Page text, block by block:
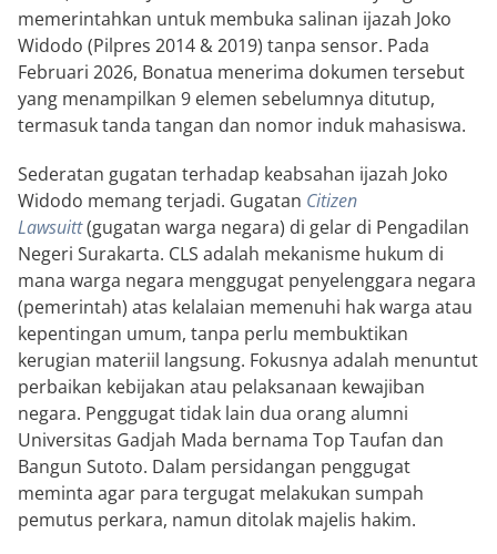
memerintahkan untuk membuka salinan ijazah Joko
Widodo (Pilpres 2014 & 2019) tanpa sensor. Pada
Februari 2026, Bonatua menerima dokumen tersebut
yang menampilkan 9 elemen sebelumnya ditutup,
termasuk tanda tangan dan nomor induk mahasiswa.
Sederatan gugatan terhadap keabsahan ijazah Joko
Widodo memang terjadi. Gugatan Citizen
Lawsuitt(gugatan warga negara) di gelar di Pengadilan
Negeri Surakarta. CLS adalah mekanisme hukum di
mana warga negara menggugat penyelenggara negara
(pemerintah) atas kelalaian memenuhi hak warga atau
kepentingan umum, tanpa perlu membuktikan
kerugian materiil langsung. Fokusnya adalah menuntut
perbaikan kebijakan atau pelaksanaan kewajiban
negara. Penggugat tidak lain dua orang alumni
Universitas Gadjah Mada bernama Top Taufan dan
Bangun Sutoto. Dalam persidangan penggugat
meminta agar para tergugat melakukan sumpah
pemutus perkara, namun ditolak majelis hakim.